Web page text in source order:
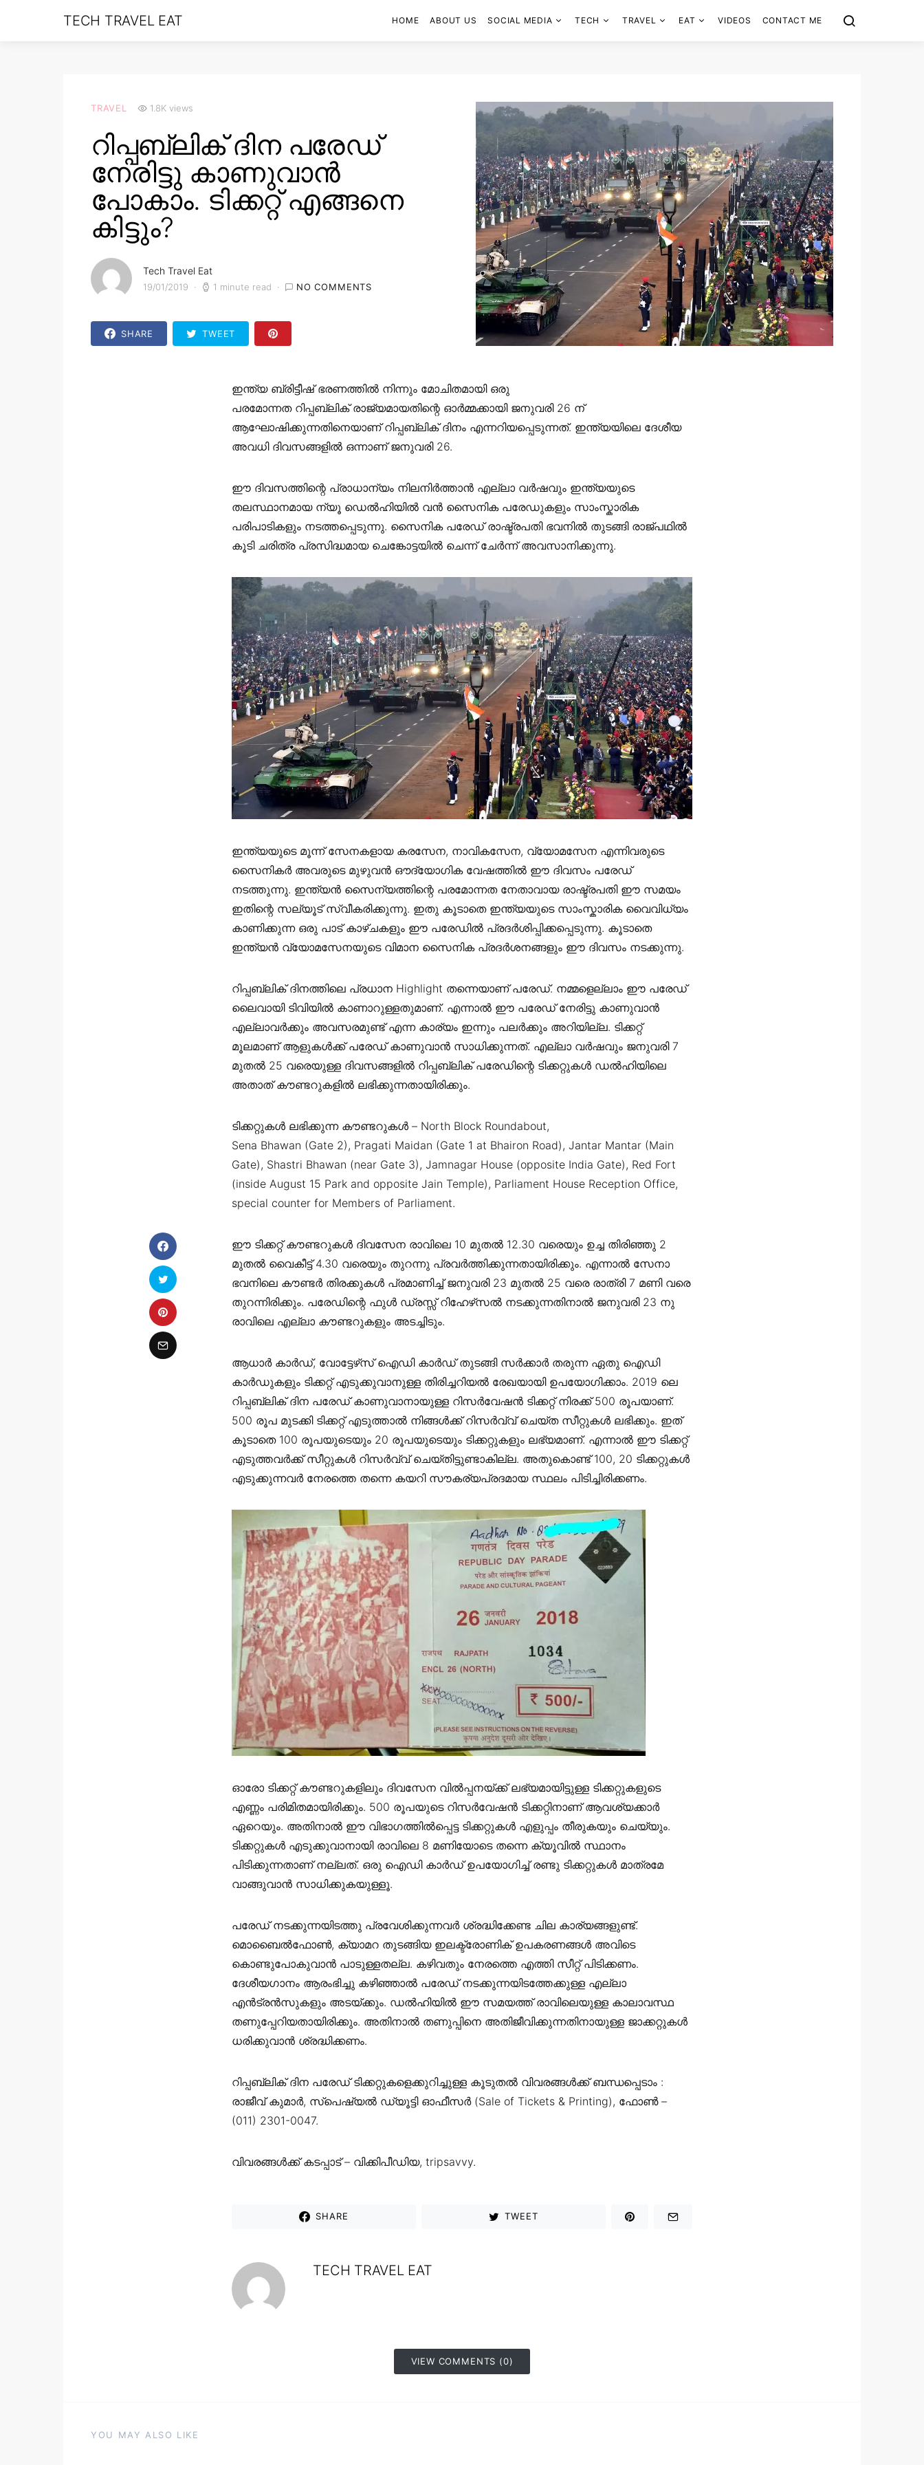
TECH TRAVEL EAT HOME ABOUT US SOCIAL MEDIA TECH TRAVEL EAT VIDEOS CONTACT ME
TRAVEL 1.8K views
റിപ്പബ്ലിക് ദിന പരേഡ്
നേരിട്ടു കാണുവാൻ
പോകാം. ടിക്കറ്റ് എങ്ങനെ
കിട്ടും?
Tech Travel Eat
19/01/2019 1 minute read NO COMMENTS
SHARE TWEET
ഇന്ത്യ ബ്രിട്ടീഷ് ഭരണത്തിൽ നിന്നും മോചിതമായി ഒരു
പരമോന്നത റിപ്പബ്ലിക് രാജ്യമായതിന്റെ ഓർമ്മക്കായി ജനുവരി 26 ന്
ആഘോഷിക്കുന്നതിനെയാണ് റിപ്പബ്ലിക് ദിനം എന്നറിയപ്പെടുന്നത്. ഇന്ത്യയിലെ ദേശീയ
അവധി ദിവസങ്ങളിൽ ഒന്നാണ് ജനുവരി 26.
ഈ ദിവസത്തിന്റെ പ്രാധാന്യം നിലനിർത്താൻ എല്ലാ വർഷവും ഇന്ത്യയുടെ
തലസ്ഥാനമായ ന്യൂ ഡെൽഹിയിൽ വൻ സൈനിക പരേഡുകളും സാംസ്കാരിക
പരിപാടികളും നടത്തപ്പെടുന്നു. സൈനിക പരേഡ് രാഷ്ട്രപതി ഭവനിൽ തുടങ്ങി രാജ്‌പഥിൽ
കൂടി ചരിത്ര പ്രസിദ്ധമായ ചെങ്കോട്ടയിൽ ചെന്ന് ചേർന്ന് അവസാനിക്കുന്നു.
ഇന്ത്യയുടെ മൂന്ന് സേനകളായ കരസേന, നാവികസേന, വ്യോമസേന എന്നിവരുടെ
സൈനികർ അവരുടെ മുഴുവൻ ഔദ്യോഗിക വേഷത്തിൽ ഈ ദിവസം പരേഡ്
നടത്തുന്നു. ഇന്ത്യൻ സൈന്യത്തിന്റെ പരമോന്നത നേതാവായ രാഷ്ട്രപതി ഈ സമയം
ഇതിന്റെ സല്യൂട് സ്വീകരിക്കുന്നു. ഇതു കൂടാതെ ഇന്ത്യയുടെ സാംസ്കാരിക വൈവിധ്യം
കാണിക്കുന്ന ഒരു പാട് കാഴ്ചകളും ഈ പരേഡിൽ പ്രദർശിപ്പിക്കപ്പെടുന്നു. കൂടാതെ
ഇന്ത്യൻ വ്യോമസേനയുടെ വിമാന സൈനിക പ്രദർശനങ്ങളും ഈ ദിവസം നടക്കുന്നു.
റിപ്പബ്ലിക് ദിനത്തിലെ പ്രധാന Highlight തന്നെയാണ് പരേഡ്. നമ്മളെല്ലാം ഈ പരേഡ്
ലൈവായി ടിവിയിൽ കാണാറുള്ളതുമാണ്. എന്നാൽ ഈ പരേഡ് നേരിട്ടു കാണുവാൻ
എല്ലാവർക്കും അവസരമുണ്ട് എന്ന കാര്യം ഇന്നും പലർക്കും അറിയില്ല. ടിക്കറ്റ്
മൂലമാണ് ആളുകൾക്ക് പരേഡ് കാണുവാൻ സാധിക്കുന്നത്. എല്ലാ വർഷവും ജനുവരി 7
മുതൽ 25 വരെയുള്ള ദിവസങ്ങളിൽ റിപ്പബ്ലിക് പരേഡിന്റെ ടിക്കറ്റുകൾ ഡൽഹിയിലെ
അതാത് കൗണ്ടറുകളിൽ ലഭിക്കുന്നതായിരിക്കും.
ടിക്കറ്റുകൾ ലഭിക്കുന്ന കൗണ്ടറുകൾ – North Block Roundabout,
Sena Bhawan (Gate 2), Pragati Maidan (Gate 1 at Bhairon Road), Jantar Mantar (Main
Gate), Shastri Bhawan (near Gate 3), Jamnagar House (opposite India Gate), Red Fort
(inside August 15 Park and opposite Jain Temple), Parliament House Reception Office,
special counter for Members of Parliament.
ഈ ടിക്കറ്റ് കൗണ്ടറുകൾ ദിവസേന രാവിലെ 10 മുതൽ 12.30 വരെയും ഉച്ച തിരിഞ്ഞു 2
മുതൽ വൈകീട്ട് 4.30 വരെയും തുറന്നു പ്രവർത്തിക്കുന്നതായിരിക്കും. എന്നാൽ സേനാ
ഭവനിലെ കൗണ്ടർ തിരക്കുകൾ പ്രമാണിച്ച് ജനുവരി 23 മുതൽ 25 വരെ രാത്രി 7 മണി വരെ
തുറന്നിരിക്കും. പരേഡിന്റെ ഫുൾ ഡ്രസ്സ് റിഹേഴ്‌സൽ നടക്കുന്നതിനാൽ ജനുവരി 23 നു
രാവിലെ എല്ലാ കൗണ്ടറുകളും അടച്ചിടും.
ആധാർ കാർഡ്, വോട്ടേഴ്‌സ് ഐഡി കാർഡ് തുടങ്ങി സർക്കാർ തരുന്ന ഏതു ഐഡി
കാർഡുകളും ടിക്കറ്റ് എടുക്കുവാനുള്ള തിരിച്ചറിയൽ രേഖയായി ഉപയോഗിക്കാം. 2019 ലെ
റിപ്പബ്ലിക് ദിന പരേഡ് കാണുവാനായുള്ള റിസർവേഷൻ ടിക്കറ്റ് നിരക്ക് 500 രൂപയാണ്.
500 രൂപ മുടക്കി ടിക്കറ്റ് എടുത്താൽ നിങ്ങൾക്ക് റിസർവ്വ് ചെയ്ത സീറ്റുകൾ ലഭിക്കും. ഇത്
കൂടാതെ 100 രൂപയുടെയും 20 രൂപയുടെയും ടിക്കറ്റുകളും ലഭ്യമാണ്. എന്നാൽ ഈ ടിക്കറ്റ്
എടുത്തവർക്ക് സീറ്റുകൾ റിസർവ്വ് ചെയ്തിട്ടുണ്ടാകില്ല. അതുകൊണ്ട് 100, 20 ടിക്കറ്റുകൾ
എടുക്കുന്നവർ നേരത്തെ തന്നെ കയറി സൗകര്യപ്രദമായ സ്ഥലം പിടിച്ചിരിക്കണം.
ഓരോ ടിക്കറ്റ് കൗണ്ടറുകളിലും ദിവസേന വിൽപ്പനയ്ക്ക് ലഭ്യമായിട്ടുള്ള ടിക്കറ്റുകളുടെ
എണ്ണം പരിമിതമായിരിക്കും. 500 രൂപയുടെ റിസർവേഷൻ ടിക്കറ്റിനാണ് ആവശ്യക്കാർ
ഏറെയും. അതിനാൽ ഈ വിഭാഗത്തിൽപ്പെട്ട ടിക്കറ്റുകൾ എളുപ്പം തീരുകയും ചെയ്യും.
ടിക്കറ്റുകൾ എടുക്കുവാനായി രാവിലെ 8 മണിയോടെ തന്നെ ക്യൂവിൽ സ്ഥാനം
പിടിക്കുന്നതാണ് നല്ലത്. ഒരു ഐഡി കാർഡ് ഉപയോഗിച്ച് രണ്ടു ടിക്കറ്റുകൾ മാത്രമേ
വാങ്ങുവാൻ സാധിക്കുകയുള്ളൂ.
പരേഡ് നടക്കുന്നയിടത്തു പ്രവേശിക്കുന്നവർ ശ്രദ്ധിക്കേണ്ട ചില കാര്യങ്ങളുണ്ട്.
മൊബൈൽഫോൺ, ക്യാമറ തുടങ്ങിയ ഇലക്ട്രോണിക് ഉപകരണങ്ങൾ അവിടെ
കൊണ്ടുപോകുവാൻ പാടുള്ളതല്ല. കഴിവതും നേരത്തെ എത്തി സീറ്റ് പിടിക്കണം.
ദേശീയഗാനം ആരംഭിച്ചു കഴിഞ്ഞാൽ പരേഡ് നടക്കുന്നയിടത്തേക്കുള്ള എല്ലാ
എൻട്രൻസുകളും അടയ്ക്കും. ഡൽഹിയിൽ ഈ സമയത്ത് രാവിലെയുള്ള കാലാവസ്ഥ
തണുപ്പേറിയതായിരിക്കും. അതിനാൽ തണുപ്പിനെ അതിജീവിക്കുന്നതിനായുള്ള ജാക്കറ്റുകൾ
ധരിക്കുവാൻ ശ്രദ്ധിക്കണം.
റിപ്പബ്ലിക് ദിന പരേഡ് ടിക്കറ്റുകളെക്കുറിച്ചുള്ള കൂടുതൽ വിവരങ്ങൾക്ക് ബന്ധപ്പെടാം :
രാജീവ് കുമാർ, സ്പെഷ്യൽ ഡ്യൂട്ടി ഓഫീസർ (Sale of Tickets & Printing), ഫോൺ –
(011) 2301-0047.
വിവരങ്ങൾക്ക് കടപ്പാട് – വിക്കിപീഡിയ, tripsavvy.
SHARE TWEET
TECH TRAVEL EAT
VIEW COMMENTS (0)
YOU MAY ALSO LIKE